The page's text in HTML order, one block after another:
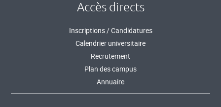
Accès directs
Inscriptions / Candidatures
Calendrier universitaire
Recrutement
Plan des campus
Annuaire